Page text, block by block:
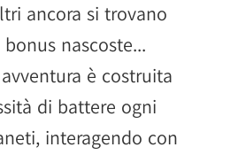
ancora si trovano
nascoste...
è costruita
di battere ogni
interagendo con